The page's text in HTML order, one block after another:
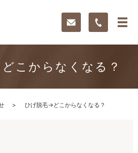
こからなくなる？
ひげ脱毛→どこからなくなる？